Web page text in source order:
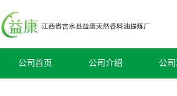
公司首页 公司介绍 公